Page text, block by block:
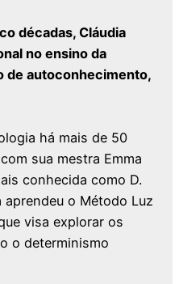
décadas, Cláudia
no ensino da
de autoconhecimento,
há mais de 50
sua mestra Emma
conhecida como D.
aprendeu o Método Luz
visa explorar os
o determinismo